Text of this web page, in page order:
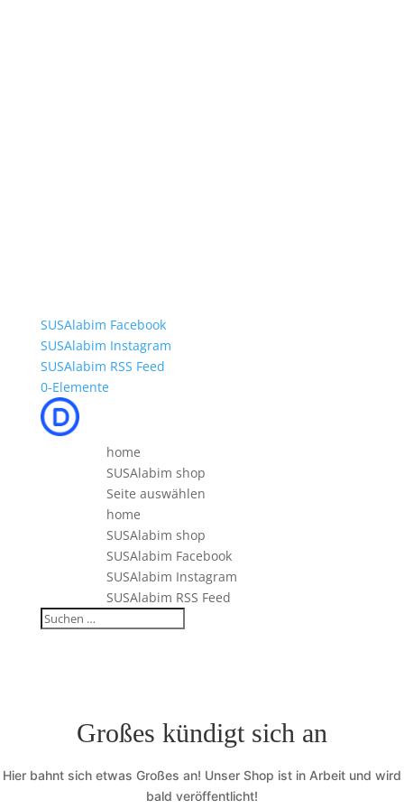
SUSAlabim Facebook
SUSAlabim Instagram
SUSAlabim RSS Feed
0-Elemente
home
SUSAlabim shop
Seite auswählen
home
SUSAlabim shop
SUSAlabim Facebook
SUSAlabim Instagram
SUSAlabim RSS Feed
Großes kündigt sich an
Hier bahnt sich etwas Großes an! Unser Shop ist in Arbeit und wird
bald veröffentlicht!